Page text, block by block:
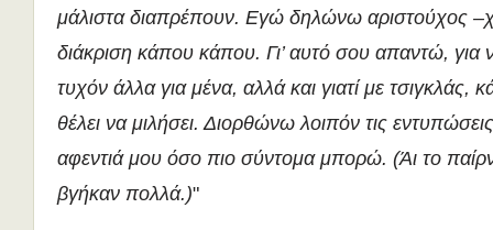
μάλιστα διαπρέπουν. Εγώ δηλώνω αριστούχος
διάκριση κάπου κάπου. Γι’ αυτό σου απαντώ, για
τυχόν άλλα για μένα, αλλά και γιατί με τσιγκλάς,
θέλει να μιλήσει. Διορθώνω λοιπόν τις
αφεντιά μου όσο πιο σύντομα μπορώ. (Άι το
βγήκαν πολλά.)"